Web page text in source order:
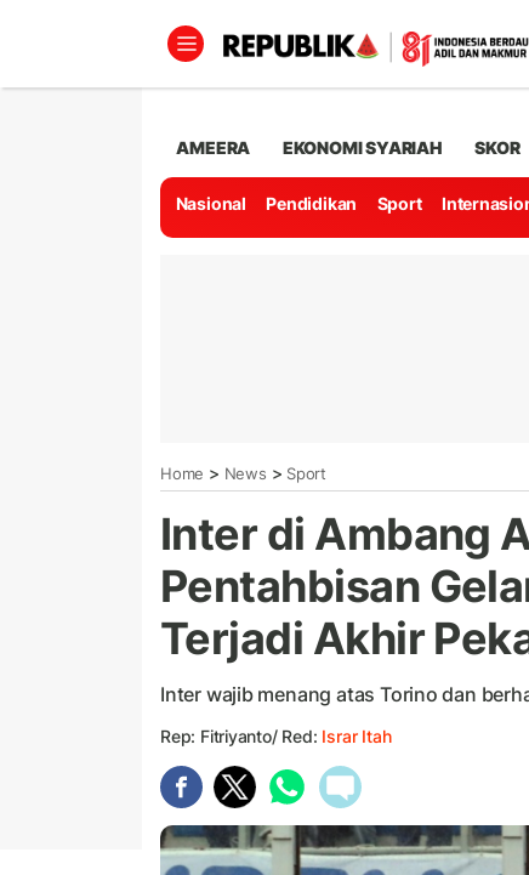
AMEERA EKONOMI SYARIAH SKOR
Nasional Pendidikan Sport
Home > News > Sport
Inter di Ambang
Pentahbisan
Terjadi Akhir
Inter wajib menang atas Torino dan
Rep: Fitriyanto/ Red: Israr Itah